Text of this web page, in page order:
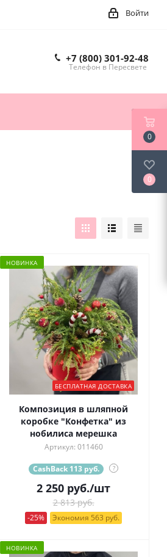
Войти
+7 (800) 301-92-48
Телефон в Пересвете
НОВИНКА
БЕСПЛАТНАЯ ДОСТАВКА
Композиция в шляпной
коробке "Конфетка" из
нобилиса мерешка
Артикул: 011460
CashBack 113 руб. ?
2 250 руб./шт
2 813 руб.
-25% Экономия 563 руб.
НОВИНКА
0
0